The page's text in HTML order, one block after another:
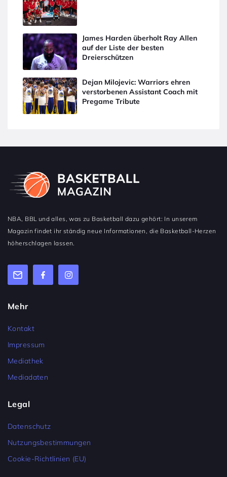
James Harden überholt Ray Allen
auf der Liste der besten
Dreierschützen
Dejan Milojevic: Warriors ehren
verstorbenen Assistant Coach mit
Pregame Tribute
NBA, BBL und alles, was zu Basketball dazu gehört: In unserem
Magazin findet ihr ständig neue Informationen, die Basketball-Herzen
höherschlagen lassen.
Mehr
Kontakt
Impressum
Mediathek
Mediadaten
Legal
Datenschutz
Nutzungsbestimmungen
Cookie-Richtlinien (EU)